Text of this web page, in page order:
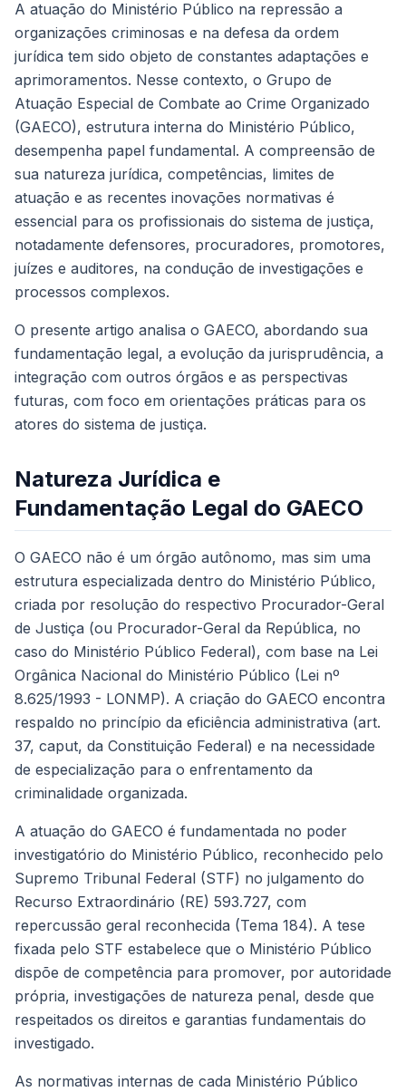
A atuação do Ministério Público na repressão a
organizações criminosas e na defesa da ordem
jurídica tem sido objeto de constantes adaptações e
aprimoramentos. Nesse contexto, o Grupo de
Atuação Especial de Combate ao Crime Organizado
(GAECO), estrutura interna do Ministério Público,
desempenha papel fundamental. A compreensão de
sua natureza jurídica, competências, limites de
atuação e as recentes inovações normativas é
essencial para os profissionais do sistema de justiça,
notadamente defensores, procuradores, promotores,
juízes e auditores, na condução de investigações e
processos complexos.
O presente artigo analisa o GAECO, abordando sua
fundamentação legal, a evolução da jurisprudência, a
integração com outros órgãos e as perspectivas
futuras, com foco em orientações práticas para os
atores do sistema de justiça.
Natureza Jurídica e
Fundamentação Legal do GAECO
O GAECO não é um órgão autônomo, mas sim uma
estrutura especializada dentro do Ministério Público,
criada por resolução do respectivo Procurador-Geral
de Justiça (ou Procurador-Geral da República, no
caso do Ministério Público Federal), com base na Lei
Orgânica Nacional do Ministério Público (Lei nº
8.625/1993 - LONMP). A criação do GAECO encontra
respaldo no princípio da eficiência administrativa (art.
37, caput, da Constituição Federal) e na necessidade
de especialização para o enfrentamento da
criminalidade organizada.
A atuação do GAECO é fundamentada no poder
investigatório do Ministério Público, reconhecido pelo
Supremo Tribunal Federal (STF) no julgamento do
Recurso Extraordinário (RE) 593.727, com
repercussão geral reconhecida (Tema 184). A tese
fixada pelo STF estabelece que o Ministério Público
dispõe de competência para promover, por autoridade
própria, investigações de natureza penal, desde que
respeitados os direitos e garantias fundamentais do
investigado.
As normativas internas de cada Ministério Público